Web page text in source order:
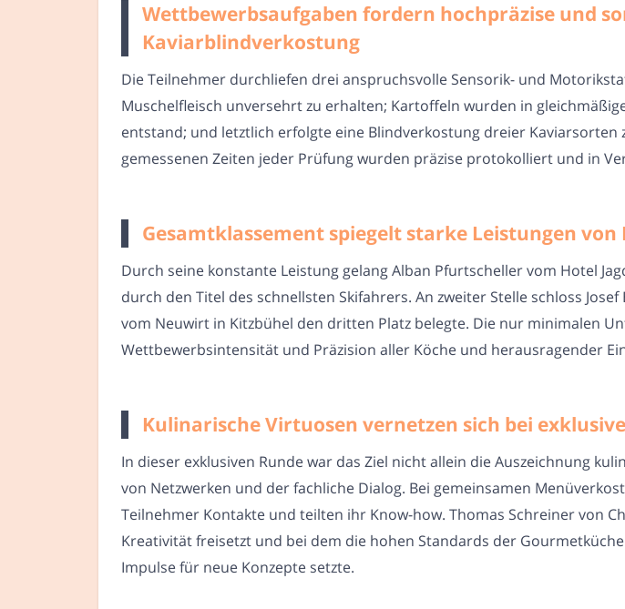
Wettbewerbsaufgaben fordern hochpräzise und
Kaviarblindverkostung
Die Teilnehmer durchliefen drei anspruchsvolle Sensorik- und
Muschelfleisch unversehrt zu erhalten; Kartoffeln wurden in
entstand; und letztlich erfolgte eine Blindverkostung dreier
gemessenen Zeiten jeder Prüfung wurden präzise protokolliert und in
Gesamtklassement spiegelt starke Leistungen
Durch seine konstante Leistung gelang Alban Pfurtscheller vom Hotel
durch den Titel des schnellsten Skifahrers. An zweiter Stelle schloss
vom Neuwirt in Kitzbühel den dritten Platz belegte. Die nur minimalen
Wettbewerbsintensität und Präzision aller Köche und herausragender
Kulinarische Virtuosen vernetzen sich bei
In dieser exklusiven Runde war das Ziel nicht allein die Auszeichnung
von Netzwerken und der fachliche Dialog. Bei gemeinsamen
Teilnehmer Kontakte und teilten ihr Know-how. Thomas Schreiner von
Kreativität freisetzt und bei dem die hohen Standards der
Impulse für neue Konzepte setzte.